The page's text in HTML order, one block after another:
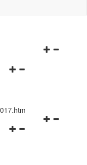
Navigationsmenü
Navigationsmenü